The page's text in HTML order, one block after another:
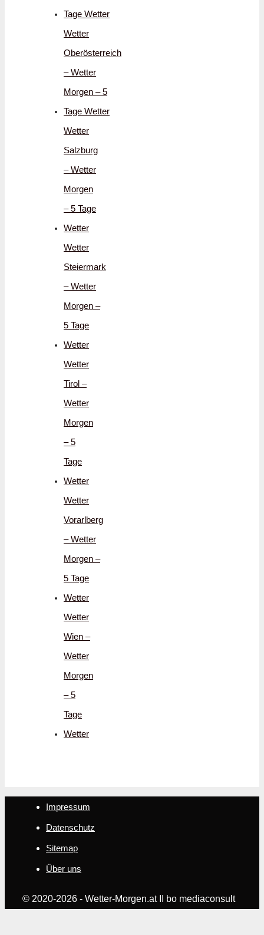
Tage Wetter
Wetter
Oberösterreich
– Wetter
Morgen – 5
Tage Wetter
Wetter
Salzburg
– Wetter
Morgen
– 5 Tage
Wetter
Wetter
Steiermark
– Wetter
Morgen –
5 Tage
Wetter
Wetter
Tirol –
Wetter
Morgen
– 5
Tage
Wetter
Wetter
Vorarlberg
– Wetter
Morgen –
5 Tage
Wetter
Wetter
Wien –
Wetter
Morgen
– 5
Tage
Wetter
Impressum
Datenschutz
Sitemap
Über uns
© 2020-2026 - Wetter-Morgen.at II bo mediaconsult